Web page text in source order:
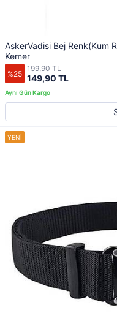
AskerVadisi Bej Renk(Kum
Kemer
%25 149,90 TL
199,90 TL